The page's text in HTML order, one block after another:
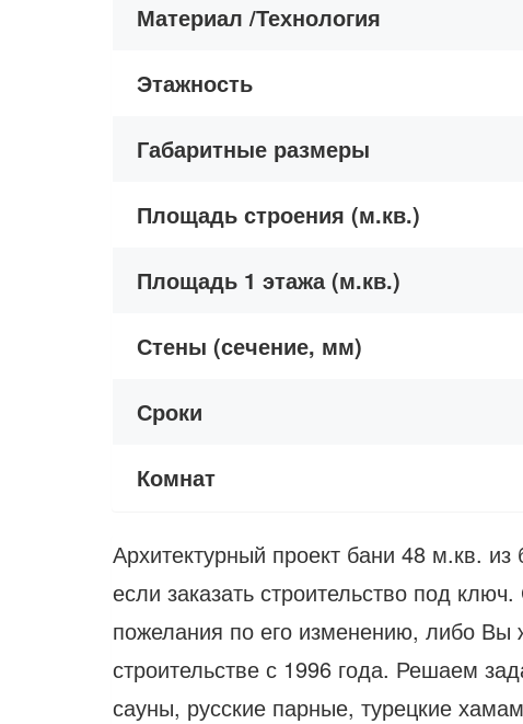
Материал /Технология
Этажность
Габаритные размеры
Площадь строения (м.кв.)
Площадь 1 этажа (м.кв.)
Стены (сечение, мм)
Сроки
Комнат
Архитектурный проект бани 48 м.кв.
если заказать строительство под
пожелания по его изменению, либо Вы
строительстве с 1996 года. Решаем
сауны, русские парные, турецкие